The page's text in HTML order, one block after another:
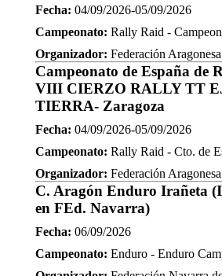
Fecha: 04/09/2026-05/09/2026
Campeonato: Rally Raid -
Organizador: Federación
Campeonato de España de
VIII CIERZO RALLY TT
TIERRA- Zaragoza
Fecha: 04/09/2026-05/09/2026
Campeonato: Rally Raid - Cto. de
Organizador: Federación
C. Aragón Enduro Irañeta
en FEd. Navarra)
Fecha: 06/09/2026
Campeonato: Enduro - Enduro